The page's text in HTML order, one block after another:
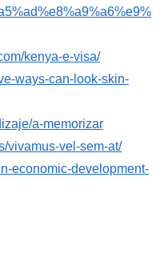
kenya-e-visa/
ways-can-look-skin-
a-memorizar
vivamus-vel-sem-at/
economic-development-